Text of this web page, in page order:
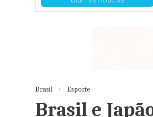
Brasil Esporte
Brasil e